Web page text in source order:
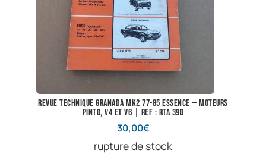
Revue technique Granada Mk2 77-85 essence — Moteurs
Pinto, V4 et V6 | Ref : RTA 390
30,00€
rupture de stock